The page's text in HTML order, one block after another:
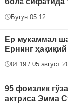
Бугун 05:12
Ер мукаммал
Ернинг
04:19 / 05 август
95 фоизлик
актриса Эмма